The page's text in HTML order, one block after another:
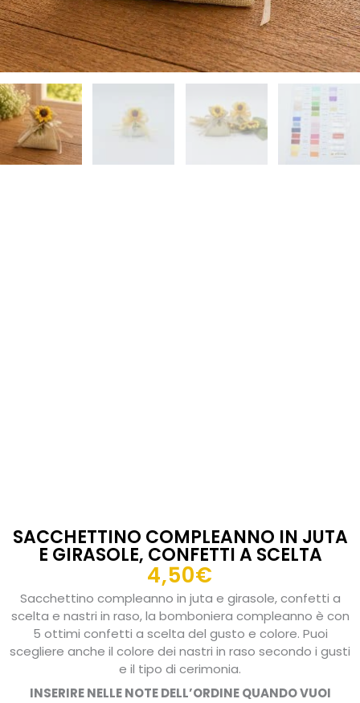
SACCHETTINO COMPLEANNO IN JUTA
E GIRASOLE, CONFETTI A SCELTA
4,50€
Sacchettino compleanno in juta e girasole, confetti a
scelta e nastri in raso, la bomboniera compleanno è con
5 ottimi confetti a scelta del gusto e colore. Puoi
scegliere anche il colore dei nastri in raso secondo i gusti
e il tipo di cerimonia.
INSERIRE NELLE NOTE DELL’ORDINE QUANDO VUOI